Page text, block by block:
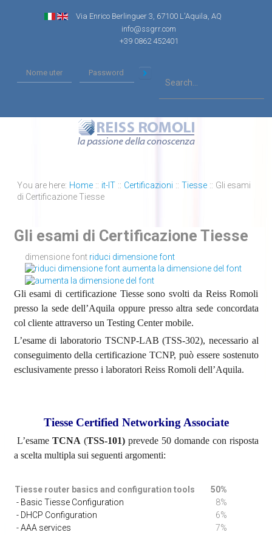
Via Enrico Berlinguer 3, 67100 L'Aquila, AQ
info@ssgrr.com
+39 0862 452401
You are here: Home :: it-IT :: Certificazioni :: Tiesse :: Gli esami
di Certificazione Tiesse
Gli esami di Certificazione Tiesse
dimensione font riduci dimensione font
aumenta la dimensione del font
Gli esami di certificazione Tiesse sono svolti da Reiss Romoli
presso la sede dell’Aquila oppure presso altra sede concordata
col cliente attraverso un Testing Center mobile.
L’esame di laboratorio TSCNP-LAB (TSS-302), necessario al
conseguimento della certificazione TCNP, può essere sostenuto
esclusivamente presso i laboratori Reiss Romoli dell’Aquila.
Tiesse Certified Networking Associate
L’esame TCNA (TSS-101)prevede 50 domande con risposta
a scelta multipla sui seguenti argomenti:
Tiesse router basics and configuration tools
50%
- Basic Tiesse Configuration
8%
- DHCP Configuration
6%
- AAA services
7%